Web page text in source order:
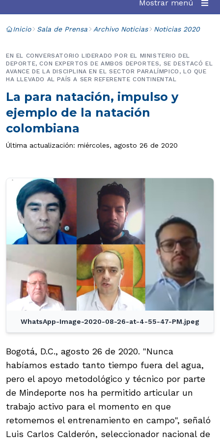
Mostrar menú
Inicio Sala de Prensa Archivo Noticias Noticias 2020
La para natación, impulso y
ejemplo de la natación
colombiana
EN EL CONVERSATORIO LIDERADO POR EL MINISTERIO DEL
DEPORTE, CON EXPERTOS DE AMBOS DEPORTES, SE DESTACÓ EL
AVANCE DE LA DISCIPLINA EN EL SECTOR PARALÍMPICO, LO QUE
HA LLEVADO AL PAÍS A SER REFERENTE CONTINENTAL
Última actualización: miércoles, agosto 26 de 2020
WhatsApp-Image-2020-08-26-at-4-55-47-PM.jpeg
Bogotá, D.C., agosto 26 de 2020. "Nunca
habíamos estado tanto tiempo fuera del agua,
pero el apoyo metodológico y técnico por parte
de Mindeporte nos ha permitido articular un
trabajo activo para el momento en que
retomemos el entrenamiento en campo", señaló
Luis Carlos Calderón, seleccionador nacional de